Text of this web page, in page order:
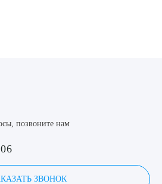
позвоните нам
ЗВОНОК